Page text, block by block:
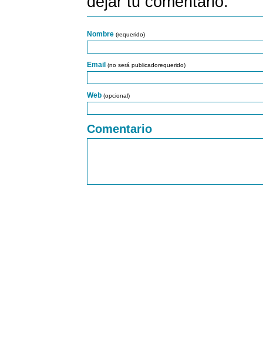
Nombre (requerido)
Email (no será publicadorequerido)
Web (opcional)
Comentario